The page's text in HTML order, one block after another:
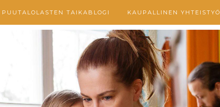
PUUTALOLASTEN TAIKABLOGI KAUPALLINEN YHTEISTYÖ